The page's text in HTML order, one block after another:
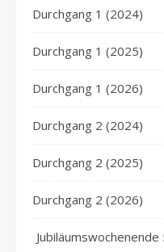
Durchgang 1 (2024)
Durchgang 1 (2025)
Durchgang 1 (2026)
Durchgang 2 (2024)
Durchgang 2 (2025)
Durchgang 2 (2026)